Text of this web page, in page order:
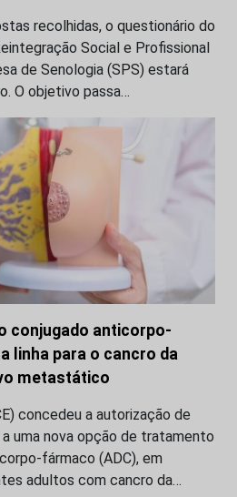
recolhidas, o questionário do
Social e Profissional
de Senologia (SPS) estará
O objetivo passa…
conjugado anticorpo-
linha para o cancro da
metastático
concedeu a autorização de
uma nova opção de tratamento
fármaco (ADC), em
adultos com cancro da…